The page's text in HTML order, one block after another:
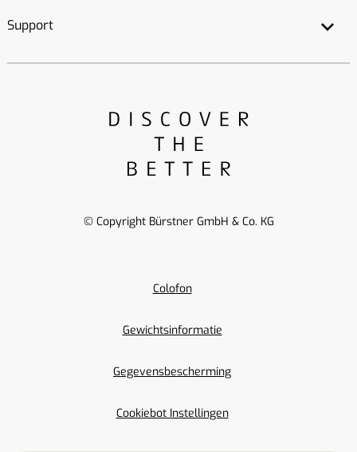
Support
Colofon
Gewichtsinformatie
Gegevensbescherming
Cookiebot Instellingen
© Copyright Bürstner GmbH & Co. KG